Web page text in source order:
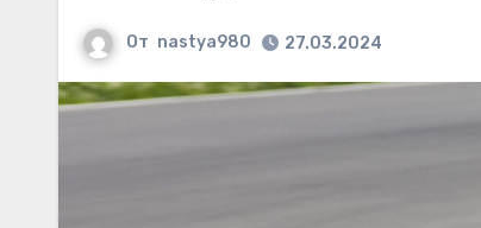
От nastya980 27.03.2024